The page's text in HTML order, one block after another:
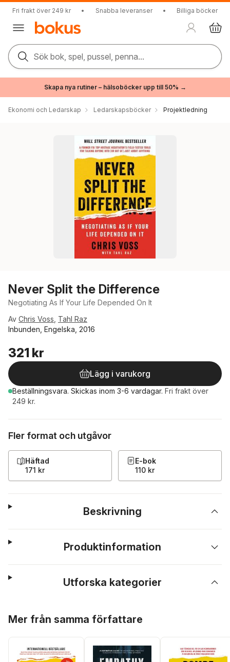
Fri frakt över 249 kr • Snabba leveranser • Billiga böcker
Sök bok, spel, pussel, penna...
Skapa nya rutiner – hälsoböcker upp till 50% →
Ekonomi och Ledarskap Ledarskapsböcker Projektledning
Never Split the Difference
Negotiating As If Your Life Depended On It
Av Chris Voss Tahl Raz
Inbunden, Engelska, 2016
321 kr
Lägg i varukorg
Beställningsvara. Skickas inom 3-6 vardagar. Fri frakt över
249 kr.
Fler format och utgåvor
Häftad
171 kr
E-bok
110 kr
Beskrivning
Produktinformation
Utforska kategorier
Mer från samma författare